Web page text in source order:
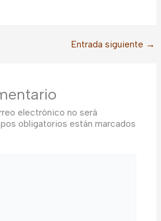
Entrada siguiente →
electrónico no será
obligatorios están marcados